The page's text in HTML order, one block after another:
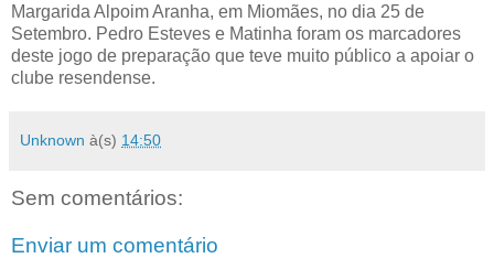
Margarida Alpoim Aranha, em Miomães, no dia 25 de
Setembro. Pedro Esteves e Matinha foram os marcadores
deste jogo de preparação que teve muito público a apoiar o
clube resendense.
Unknown à(s) 14:50
Sem comentários:
Enviar um comentário